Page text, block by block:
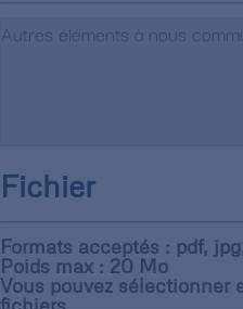
Fichier
Formats acceptés : pdf,
Poids max : 20 Mo
Vous pouvez sélectionner